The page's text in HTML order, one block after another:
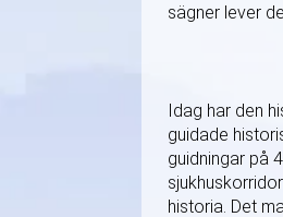
sägner lever
Idag har den
guidade
guidningar på
historia. Det